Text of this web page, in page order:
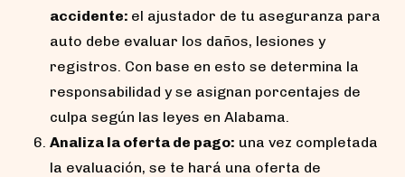
accidente: el ajustador de tu aseguranza para
auto debe evaluar los daños, lesiones y
registros. Con base en esto se determina la
responsabilidad y se asignan porcentajes de
culpa según las leyes en Alabama.
Analiza la oferta de pago: una vez completada
la evaluación, se te hará una oferta de